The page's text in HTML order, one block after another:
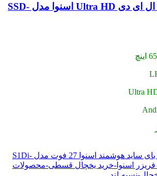
تلویزیون هوشمند ال ای دی Ultra HD اسنوا مدل SSD-